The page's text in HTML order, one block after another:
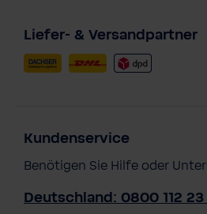
Liefer- & Versandpartner
Kundenservice
Benötigen Sie Hilfe oder
Deutschland: 0800 112 23